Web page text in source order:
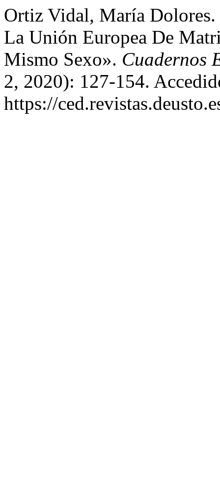
Ortiz Vidal, María Dolores.
La Unión Europea De
Mismo Sexo». Cuadernos
2, 2020): 127-154.
https://